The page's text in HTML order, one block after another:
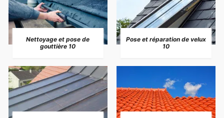
Nettoyage et pose de
gouttière 10
Pose et réparation de velux
10